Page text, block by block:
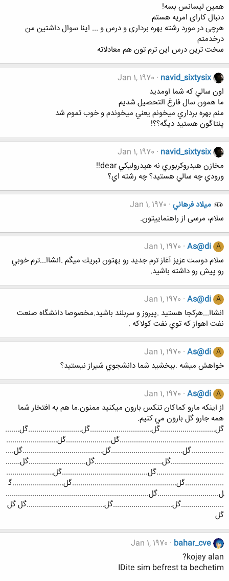
همین لیسانس بسه!
دنبال کارای امریه هستم
هرچی در مورد رشته بهره برداری و درس و ... اینا سوال داشتین من
درخدمتم
سخت ترین درس این ترم تون هم معادلاته
navid_sixtysix
Jan 1, 1970
اون سالي كه شما اومديد
ما همون سال فارغ التحصيل شديم
منم بهره برداري ميخونم يعني ميخوندم و خوب تموم شد
پنتاگون هستيد ديگه؟؟!
navid_sixtysix
Jan 1, 1970
مخازن هيدروكربوري نه هيدروليكي dear!!
ورودي چه سالي هستيد؟ چه رشته اي؟
ميلاد فرهاني Jan 1, 1970
سلام، مرسی از راهنماییتون.
A
As@di
Jan 1, 1970
سلام دوست عزيز آغاز ترم جديد رو بهتون تبريك ميگم .انشاا...ترم خوبي
رو پيش رو داشته باشيد.
A
As@di
Jan 1, 1970
انشاا...هركجا هستيد .پيروز و سربلند باشيد.مخصوصا دانشگاه صنعت
نفت اهواز كه توي نفت كولاكه .
A
As@di
Jan 1, 1970
خواهش ميشه .ببخشيد شما دانشجوي شيراز نيستيد؟
A
As@di
Jan 1, 1970
از اينكه مارو كماكان تنكس بارون ميكنيد ممنون.ما هم به افتخار شما
همه جارو گل بارون مي كنيم.
گل...........................گل..............................گل..........................گل.......
...................................................گل......................گل.........................
................گل...................................گل.......................................گل....
..........................گل.................................گل............................گل.......
.................................گل..........................................گل.......................
...................گل...................................................گل.........................گ
ل..............................گل......................................................................
.....................گل.............................گل......................................گل گل
گل
bahar_cve
Jan 1, 1970
kojey alan?
IDite sim befrest ta bechetim